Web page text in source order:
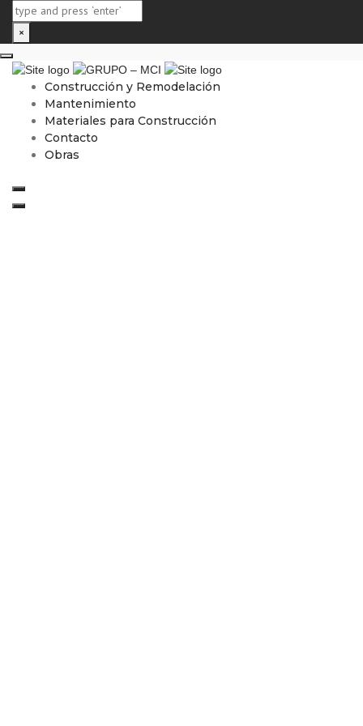
×
Close top bar
Construcción y Remodelación
Mantenimiento
Materiales para Construcción
Contacto
Obras
Search
Toggle navigation